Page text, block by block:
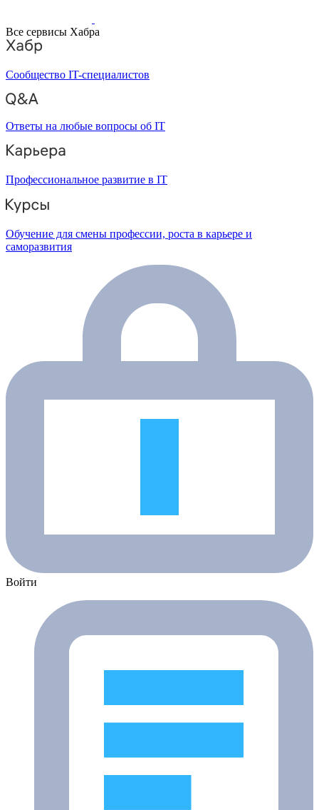
Все сервисы Хабра
Сообщество IT-специалистов
Ответы на любые вопросы об IT
Профессиональное развитие в IT
Обучение для смены профессии, роста в карьере и
саморазвития
Войти